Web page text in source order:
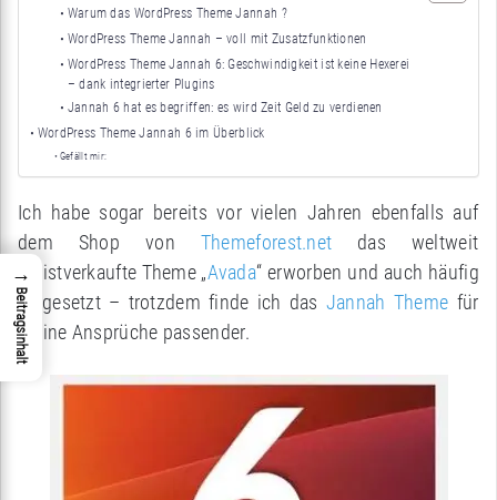
Warum das WordPress Theme Jannah ?
WordPress Theme Jannah – voll mit Zusatzfunktionen
WordPress Theme Jannah 6: Geschwindigkeit ist keine Hexerei
– dank integrierter Plugins
Jannah 6 hat es begriffen: es wird Zeit Geld zu verdienen
WordPress Theme Jannah 6 im Überblick
Gefällt mir:
Ich habe sogar bereits vor vielen Jahren ebenfalls auf
dem Shop von Themeforest.net das weltweit
meistverkaufte Theme „Avada“ erworben und auch häufig
eingesetzt – trotzdem finde ich das Jannah Theme für
meine Ansprüche passender.
→
Beitragsinhalt